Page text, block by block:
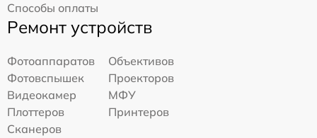
Способы оплаты
Ремонт устройств
Фотоаппаратов
Объективов
Фотовспышек
Проекторов
Видеокамер
МФУ
Плоттеров
Принтеров
Сканеров